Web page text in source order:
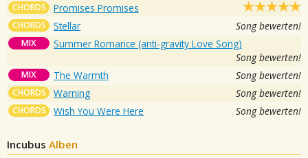
CHORDS Promises Promises
CHORDS Stellar Song bewerten!
MIX
Summer Romance (anti-gravity Love Song)
Song bewerten!
MIX The Warmth Song bewerten!
CHORDS Warning Song bewerten!
CHORDS Wish You Were Here Song bewerten!
Incubus Alben